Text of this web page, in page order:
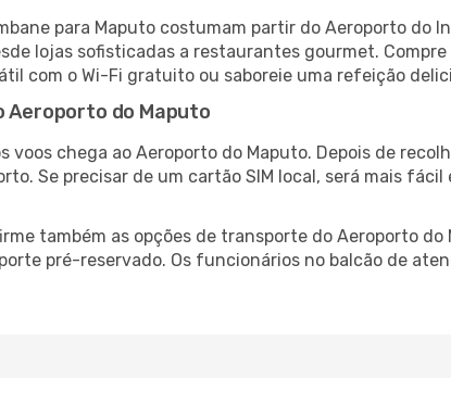
para Maputo costumam partir do Aeroporto do
lojas sofisticadas a restaurantes gourmet.
com o Wi-Fi gratuito ou saboreie uma refeição
Aeroporto do Maputo
voos chega ao Aeroporto do Maputo. Depois de
Se precisar de um cartão SIM local, será mais
também as opções de transporte do Aeroporto
pré-reservado. Os funcionários no balcão de